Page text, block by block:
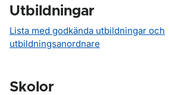
Utbildningar
Lista med godkända utbildningar och
utbildningsanordnare
Skolor